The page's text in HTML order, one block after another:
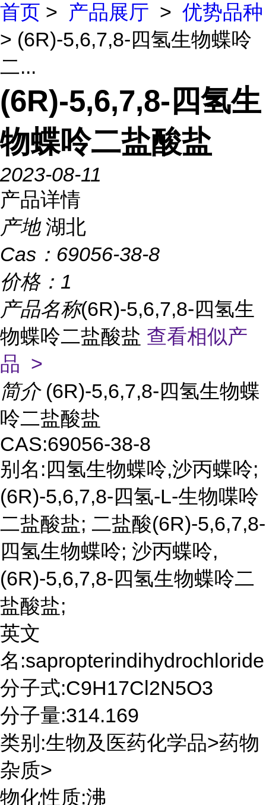
首页 > 产品展厅 > 优势品种
> (6R)-5,6,7,8-四氢生物蝶呤
二...
(6R)-5,6,7,8-四氢生
物蝶呤二盐酸盐
2023-08-11
产品详情
产地 湖北
Cas： 69056-38-8
价格： 1
产品名称(6R)-5,6,7,8-四氢生
物蝶呤二盐酸盐 查看相似产
品 >
简介 (6R)-5,6,7,8-四氢生物蝶
呤二盐酸盐
CAS:69056-38-8
别名:四氢生物蝶呤,沙丙蝶呤;
(6R)-5,6,7,8-四氢-L-生物喋呤
二盐酸盐; 二盐酸(6R)-5,6,7,8-
四氢生物蝶呤; 沙丙蝶呤,
(6R)-5,6,7,8-四氢生物蝶呤二
盐酸盐;
英文
名:sapropterindihydrochloride
分子式:C9H17Cl2N5O3
分子量:314.169
类别:生物及医药化学品>药物
杂质>
物化性质:沸